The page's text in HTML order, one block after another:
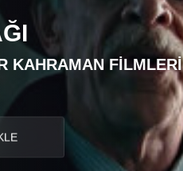
KAHRAMAN FİLMLERİ